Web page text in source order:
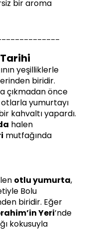
bir aroma
Tarihi
yeşilliklerle
biridir.
çıkmadan önce
yumurtayı
kahvaltı yapardı.
halen
mutfağında
otlu yumurta,
Bolu
biridir. Eğer
Yeri’nde
kokusuyla